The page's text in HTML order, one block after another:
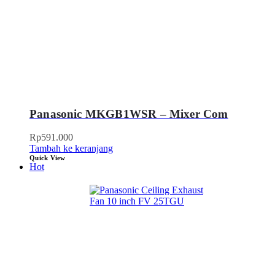
Panasonic MKGB1WSR – Mixer Com
Rp591.000
Tambah ke keranjang
Quick View
Hot